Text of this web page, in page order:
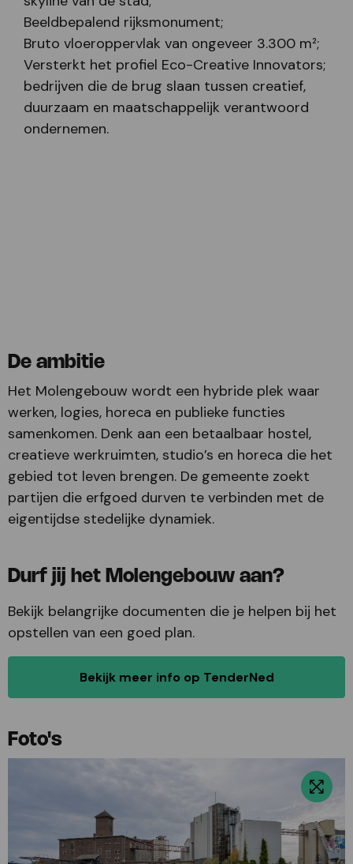
Beeldbepalend rijksmonument;
Bruto vloeroppervlak van ongeveer 3.300 m²;
Versterkt het profiel Eco-Creative Innovators;
bedrijven die de brug slaan tussen creatief,
duurzaam en maatschappelijk verantwoord
ondernemen.
De ambitie
Het Molengebouw wordt een hybride plek waar
werken, logies, horeca en publieke functies
samenkomen. Denk aan een betaalbaar hostel,
creatieve werkruimten, studio’s en horeca die het
gebied tot leven brengen. De gemeente zoekt
partijen die erfgoed durven te verbinden met de
eigentijdse stedelijke dynamiek.
Durf jij het Molengebouw aan?
Bekijk belangrijke documenten die je helpen bij het
opstellen van een goed plan.
Bekijk meer info op TenderNed
Foto's